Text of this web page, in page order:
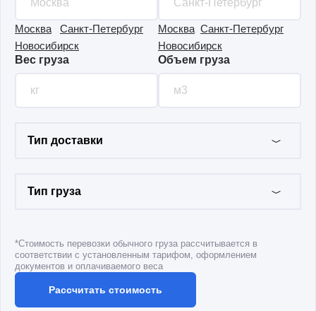
Авиаперевозки из/в
Казахстан
Авиаперевозки из/в
Таджикистан
Авиаперевозки с
Китая
Авиаперевозки из/в
Москва
Санкт-Петербург
Новосибирск
Москва Санкт-Петербург
Новосибирск
Вес груза
Объем груза
Тип доставки
Тип груза
*Стоимость перевозки обычного груза рассчитывается в
соответствии с установленным тарифом, оформлением
документов и оплачиваемого веса